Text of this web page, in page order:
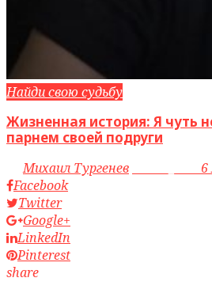
Найди свою судьбу
Жизненная история: Я чуть
парнем своей подруги
byМихаил Тургенев
6
Facebook
Twitter
Google+
LinkedIn
Pinterest
share